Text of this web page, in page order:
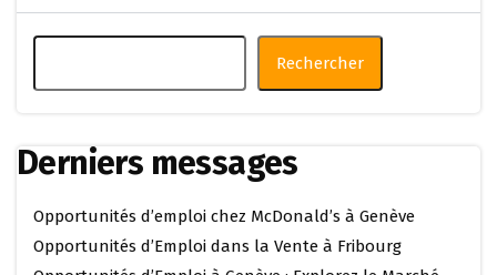
Rechercher
Derniers messages
Opportunités d’emploi chez McDonald’s à Genève
Opportunités d’Emploi dans la Vente à Fribourg